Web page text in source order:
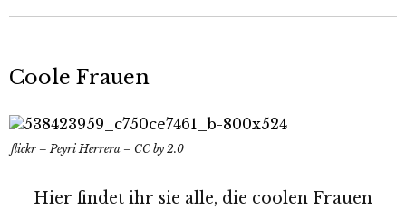
Coole Frauen
flickr – Peyri Herrera – CC by 2.0
Hier findet ihr sie alle, die coolen Frauen